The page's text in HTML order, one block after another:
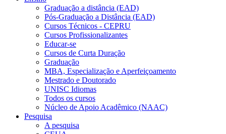
Graduação a distância (EAD)
Pós-Graduação a Distância (EAD)
Cursos Técnicos - CEPRU
Cursos Profissionalizantes
Educar-se
Cursos de Curta Duração
Graduação
MBA, Especialização e Aperfeiçoamento
Mestrado e Doutorado
UNISC Idiomas
Todos os cursos
Núcleo de Apoio Acadêmico (NAAC)
Pesquisa
A pesquisa